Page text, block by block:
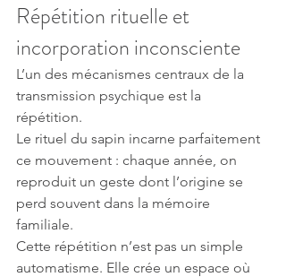
Répétition rituelle et
incorporation inconsciente
L’un des mécanismes centraux de la
transmission psychique est la
répétition.
Le rituel du sapin incarne parfaitement
ce mouvement : chaque année, on
reproduit un geste dont l’origine se
perd souvent dans la mémoire
familiale.
Cette répétition n’est pas un simple
automatisme. Elle crée un espace où